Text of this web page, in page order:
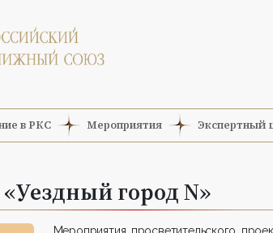
в РКС Мероприятия Экспертный
город N»
Мероприятия просветительского